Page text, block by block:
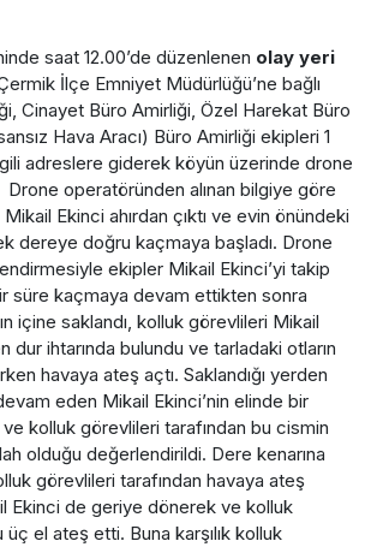
saat 12.00’de düzenlenen olay yeri
İlçe Emniyet Müdürlüğü’ne bağlı
Cinayet Büro Amirliği, Özel Harekat Büro
Hava Aracı) Büro Amirliği ekipleri 1
adreslere giderek köyün üzerinde drone
Drone operatöründen alınan bilgiye göre
Ekinci ahırdan çıktı ve evin önündeki
dereye doğru kaçmaya başladı. Drone
ekipler Mikail Ekinci’yi takip
süre kaçmaya devam ettikten sonra
içine saklandı, kolluk görevlileri Mikail
dur ihtarında bulundu ve tarladaki otların
havaya ateş açtı. Saklandığı yerden
eden Mikail Ekinci’nin elinde bir
kolluk görevlileri tarafından bu cismin
olduğu değerlendirildi. Dere kenarına
görevlileri tarafından havaya ateş
Ekinci de geriye dönerek ve kolluk
el ateş etti. Buna karşılık kolluk